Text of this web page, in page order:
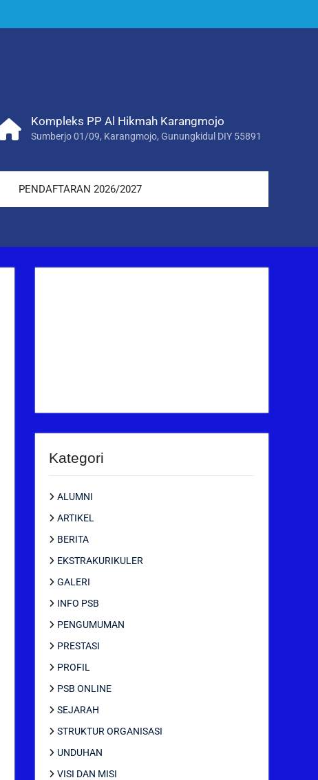
Kompleks PP Al Hikmah Karangmojo
Sumberjo 01/09, Karangmojo, Gunungkidul DIY 55891
PENDAFTARAN 2026/2027
Kategori
ALUMNI
ARTIKEL
BERITA
EKSTRAKURIKULER
GALERI
INFO PSB
PENGUMUMAN
PRESTASI
PROFIL
PSB ONLINE
SEJARAH
STRUKTUR ORGANISASI
UNDUHAN
VISI DAN MISI